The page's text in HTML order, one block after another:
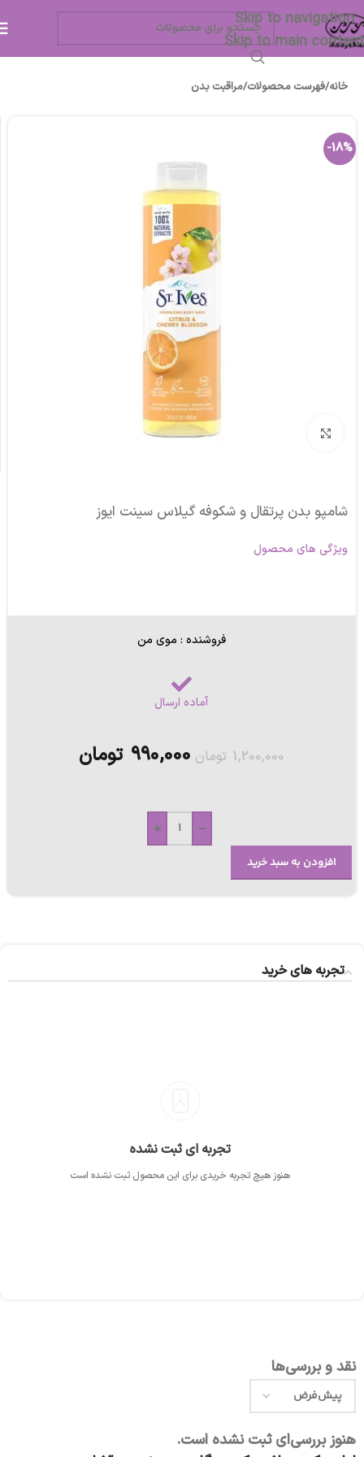
Skip to navigation
Skip to main content
خانه/فهرست محصولات/مراقبت بدن
-18%
برای بزرگنمایی کلیک کنید
شامپو بدن پرتقال و شکوفه گیلاس سینت ایوز
ویژگی های محصول
فروشنده : موی من
آماده ارسال
1,200,000 تومان 990,000 تومان
-
+
افزودن به سبد خرید
تجربه های خرید
تجربه ای ثبت نشده
هنوز هیچ تجربه خریدی برای این محصول ثبت نشده است
نقد و بررسی‌ها
هنوز بررسی‌ای ثبت نشده است.